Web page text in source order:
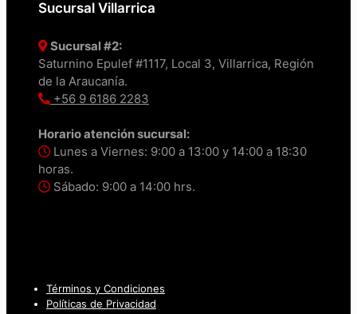
Sucursal Villarrica
Sucursal #2:
Saturnino Epulef #1117, Local 3, Villarrica, Región
de la Araucanía.
+56 9 6186 2283
Horario atención sucursal:
Lunes a Viernes: 9:00 a 13:00 y 14:00 a 18:30
horas.
Sábado: 9:00 a 14:00 hrs.
Términos y Condiciones
Políticas de Privacidad